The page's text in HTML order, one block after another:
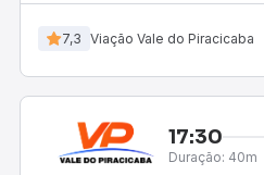
7,3 Viação Vale do Piracicaba
17:30
Duração: 40m